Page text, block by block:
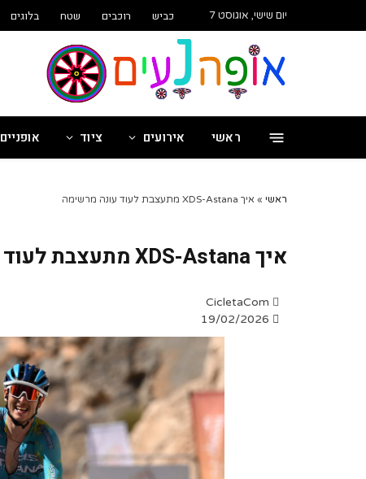
לִנְגִישׁוּת
יום שישי, אוגוסט 7 כביש רוכבים שטח בלוגים
ראשי אירועים ציוד אופניים
ראשי » איך XDS-Astana מתעצבת לעוד עונה מרשימה
איך XDS-Astana מתעצבת לעוד עונה מרשימה
CicletaCom
19/02/2026